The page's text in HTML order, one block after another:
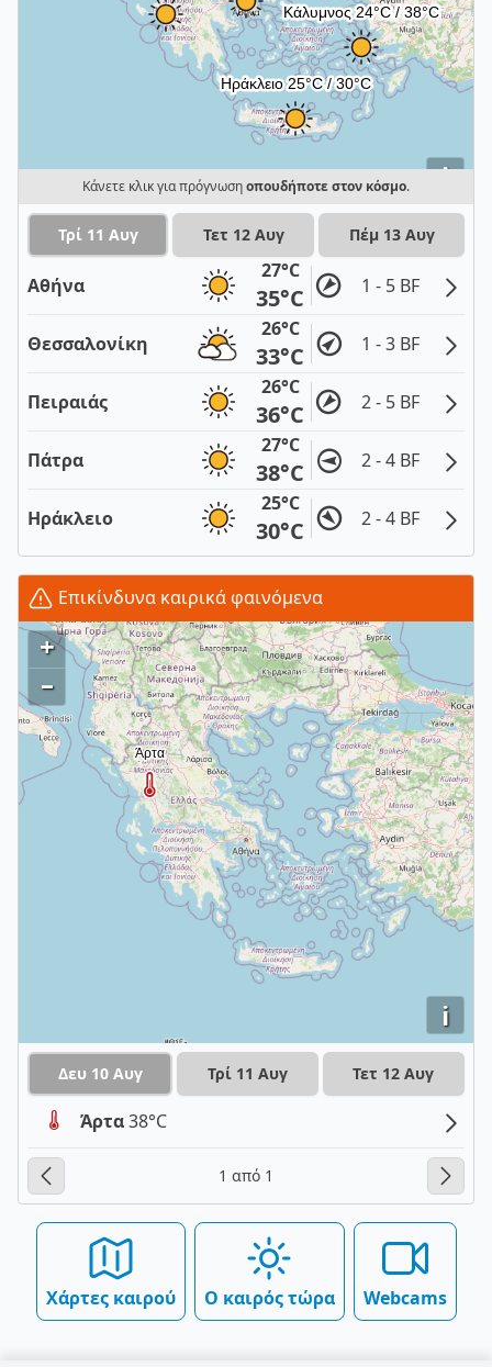
i
Κάνετε κλικ για πρόγνωσηοπουδήποτε στον κόσμο.
Τρί 11 Αυγ Τετ 12 Αυγ Πέμ 13 Αυγ
Αθήνα
27°C
35°C 1 - 5 BF
Θεσσαλονίκη
26°C
33°C 1 - 3 BF
Πειραιάς
26°C
36°C 2 - 5 BF
Πάτρα
27°C
38°C 2 - 4 BF
Ηράκλειο
25°C
30°C 2 - 4 BF
Επικίνδυνα καιρικά φαινόμενα
i
+
–
Δευ 10 Αυγ Τρί 11 Αυγ Τετ 12 Αυγ
Άρτα38°C
1 από 1
Χάρτες καιρού Ο καιρός τώρα Webcams